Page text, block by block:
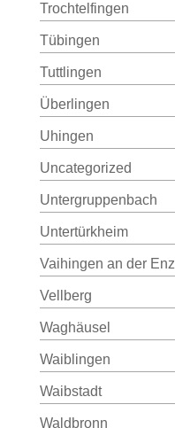
Trochtelfingen
Tübingen
Tuttlingen
Überlingen
Uhingen
Uncategorized
Untergruppenbach
Untertürkheim
Vaihingen an der Enz
Vellberg
Waghäusel
Waiblingen
Waibstadt
Waldbronn